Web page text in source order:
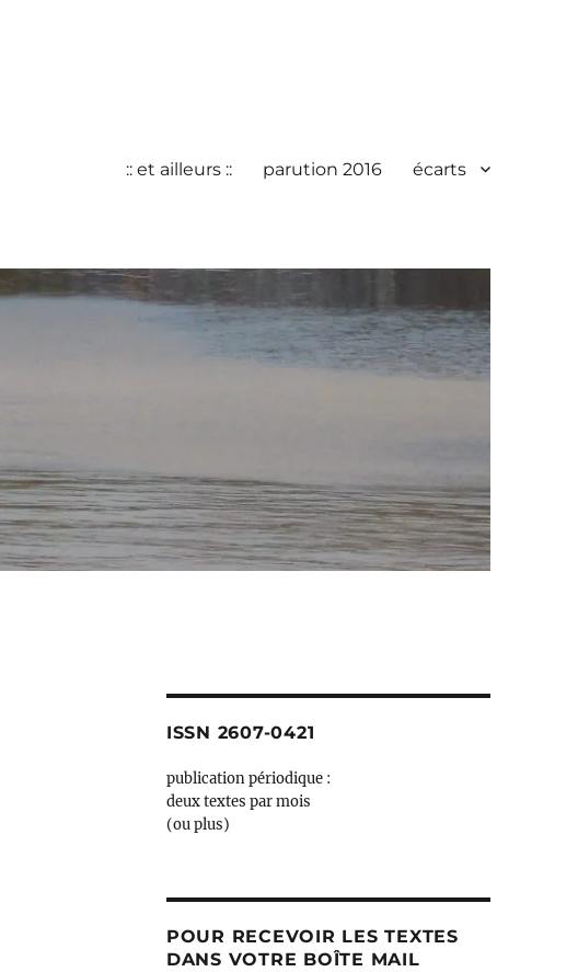
:: et ailleurs :: parution 2016 écarts
ISSN 2607-0421
publication périodique :
deux textes par mois
(ou plus)
POUR RECEVOIR LES TEXTES
DANS VOTRE BOÎTE MAIL